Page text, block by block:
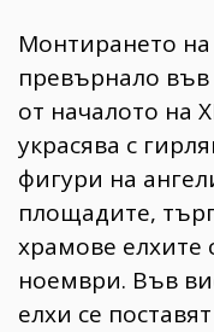
Монтирането на
превърнало във
от началото на
украсява с
фигури на
площадите,
храмове елхите
ноември. Във
елхи се